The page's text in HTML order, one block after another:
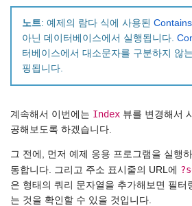
노트: 예제의 람다 식에 사용된 Contains
아닌 데이터베이스에서 실행됩니다.
터베이스에서 대소문자를 구분하지 않는
핑됩니다.
계속해서 이번에는 Index 뷰를 변경해서
공해보도록 하겠습니다.
그 전에, 먼저 예제 응용 프로그램을 실행
동합니다. 그리고 주소 표시줄의 URL에
은 형태의 쿼리 문자열을 추가해보면 필터
는 것을 확인할 수 있을 것입니다.